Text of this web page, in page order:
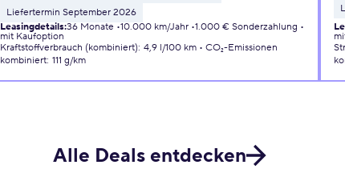
Liefertermin September 2026
Leasingdetails:36 Monate 10.000 km/Jahr 1.000 € Sonderzahlung
mit Kaufoption
Kraftstoffverbrauch (kombiniert): 4,9 l/100 km
CO₂-Emissionen
kombiniert: 111 g/km
Alle Deals entdecken